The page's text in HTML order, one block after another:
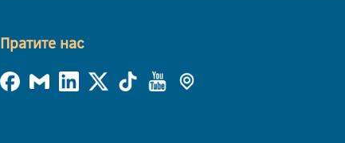
Пратите нас